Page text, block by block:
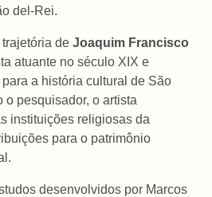
del-Rei.
trajetória deJoaquim Francisco
atuante no século XIX e
a história cultural de São
pesquisador, o artista
instituições religiosas da
para o patrimônio
desenvolvidos por Marcos